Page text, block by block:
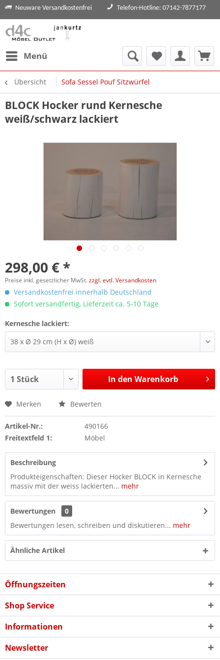
Neuware Versandkostenfrei Telefon-Hotline: 07142-7877177
Menü
Übersicht Sofa Sessel Pouf Sitzwürfel
BLOCK Hocker rund Kernesche
weiß/schwarz lackiert
298,00 € *
Preise inkl. gesetzlicher MwSt.zzgl. evtl. Versandkosten
Versandkostenfrei innerhalb Deutschland
Sofort versandfertig, Lieferzeit ca. 5-10 Tage
Kernesche lackiert:
In den Warenkorb
Merken Bewerten
Artikel-Nr.:
490166
Freitextfeld 1:
Möbel
Beschreibung
Produkteigenschaften: Dieser Hocker BLOCK in Kernesche
massiv mit der weiss lackierten... mehr
Bewertungen
0
Bewertungen lesen, schreiben und diskutieren... mehr
Ähnliche Artikel
Öffnungszeiten
Shop Service
Informationen
Newsletter